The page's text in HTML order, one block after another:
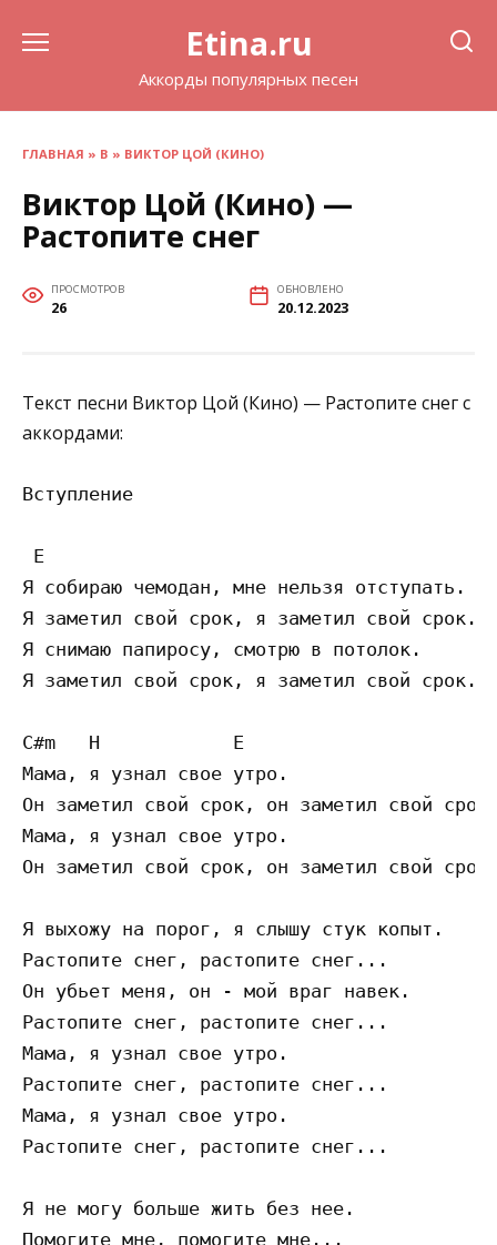
Etina.ru
Аккорды популярных песен
ГЛАВНАЯ » В » ВИКТОР ЦОЙ (КИНО)
Виктор Цой (Кино) —
Растопите снег
ПРОСМОТРОВ
26
ОБНОВЛЕНО
20.12.2023
Текст песни Виктор Цой (Кино) — Растопите снег с
аккордами:
Вступление
E
Я собираю чемодан, мне нельзя отступать.
Я заметил свой срок, я заметил свой
Я снимаю папиросу, смотрю в потолок.
Я заметил свой срок, я заметил свой
C#m   H            E
Мама, я узнал свое утро.
Он заметил свой срок, он заметил свой
Мама, я узнал свое утро.
Он заметил свой срок, он заметил свой
Я выхожу на порог, я слышу стук копыт.
Растопите снег, растопите снег...
Он убьет меня, он - мой враг навек.
Растопите снег, растопите снег...
Мама, я узнал свое утро.
Растопите снег, растопите снег...
Мама, я узнал свое утро.
Растопите снег, растопите снег...
Я не могу больше жить без нее.
Помогите мне, помогите мне...